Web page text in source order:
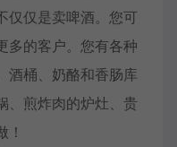
仅仅是卖啤酒。您可
多的客户。您有各种
酒桶、奶酪和香肠库
、煎炸肉的炉灶、贵
！